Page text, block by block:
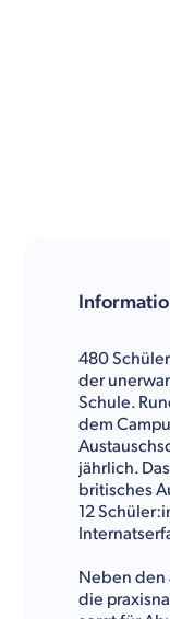
480
der
Schule.
dem
jährlich.
britisches
12
Neben den
die